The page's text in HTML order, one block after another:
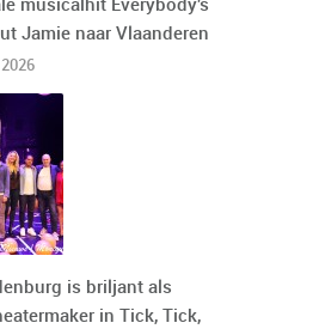
musicalhit Everybody's
Jamie naar Vlaanderen
is briljant als
in Tick, Tick,